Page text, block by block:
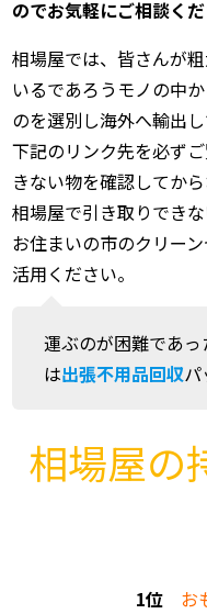
のでお気軽にご相談くだ
相場屋では、皆さんが
いるであろうモノの中
のを選別し海外へ輸出し
下記のリンク先を必ず
きない物を確認してか
相場屋で引き取りでき
お住まいの市のクリー
活用ください。
運ぶのが困難であ
は出張不用品回収
相場屋の
1位
お